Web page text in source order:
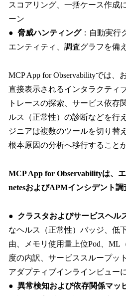
スコアリング、一括ケース作成
ーン
● 脅威ハンティング：自動実行
エンティティ、調査グラフを備
MCP App for Observabilityでは、
直接表示されるインタラクティ
トレースの探索、サービス依存
ルス（正常性）の診断などを行
ジニアは複数のツールを切り替
根本原因の分析へ移行すること
MCP App for Observabilityは、
netesおよびAPMインシデント調
● クラスタおよびサービスヘル
なヘルス（正常性）バッジ、低
由、メモリ使用量上位Pod、ML
度の内訳、サービススループッ
アダプティブインラインビュー
● 異常検知および依存関係マッ